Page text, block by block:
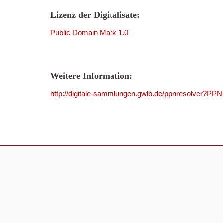
Lizenz der Digitalisate:
Public Domain Mark 1.0
Weitere Information:
http://digitale-sammlungen.gwlb.de/